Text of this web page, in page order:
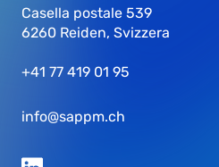
Casella postale 539
6260 Reiden, Svizzera
+41 77 419 01 95
info@sappm.ch